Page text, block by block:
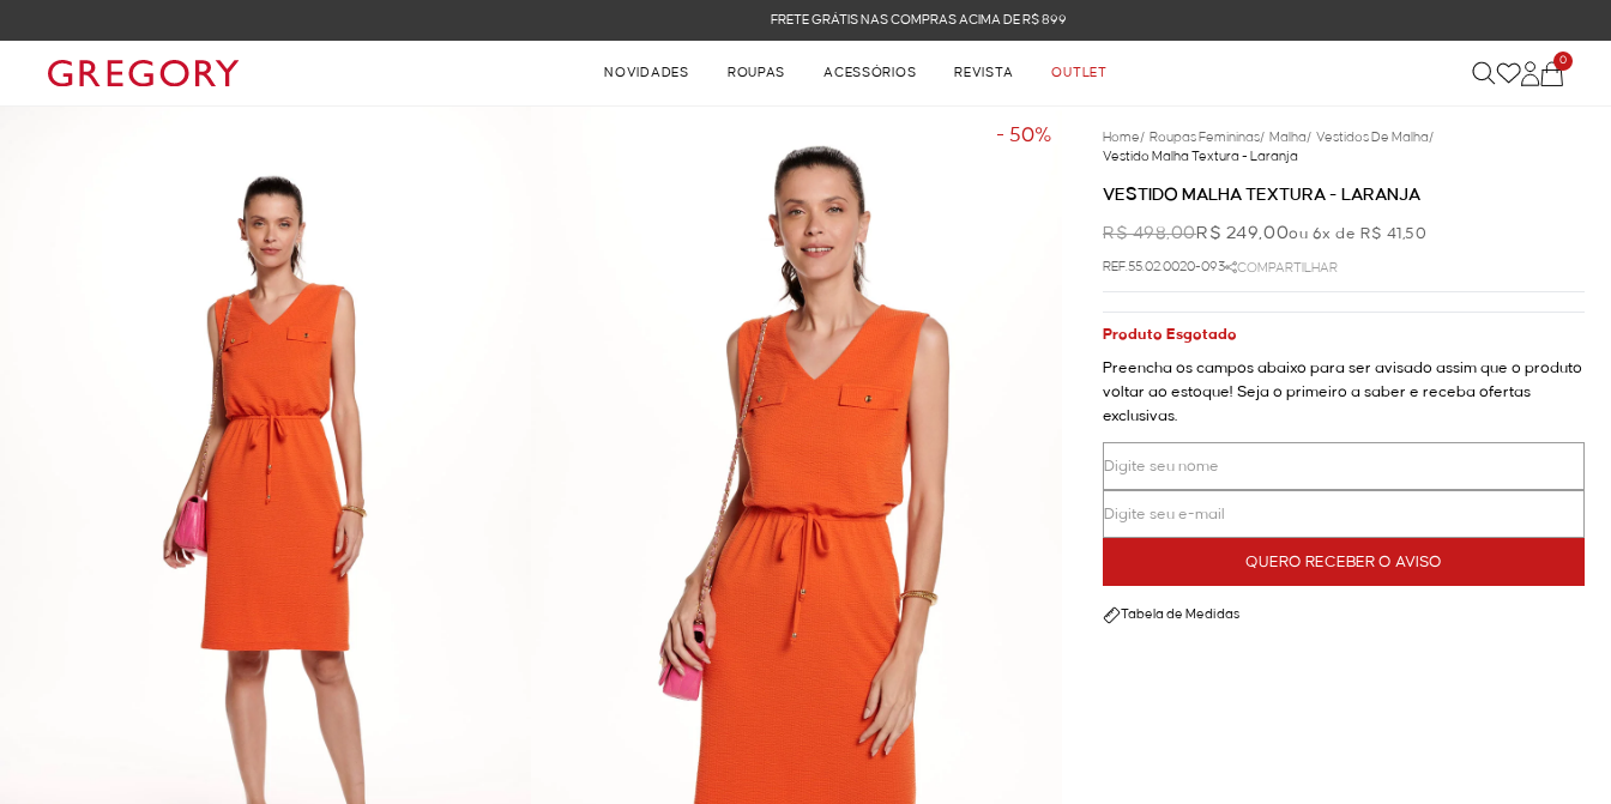
FRETE GRÁTIS NAS COMPRAS ACIMA DE R$ 899
NOVIDADES ROUPAS ACESSÓRIOS REVISTA OUTLET
0
- 50% Home/ Roupas Femininas/ Malha/ Vestidos De Malha/
Vestido Malha Textura - Laranja
VESTIDO MALHA TEXTURA - LARANJA
R$ 498,00R$ 249,00ou 6x de R$ 41,50
REF.55.02.0020-093 COMPARTILHAR
Produto Esgotado
Preencha os campos abaixo para ser avisado assim que o produto
voltar ao estoque! Seja o primeiro a saber e receba ofertas
exclusivas.
QUERO RECEBER O AVISO
Tabela de Medidas